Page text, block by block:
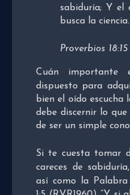
sabiduría; Y el
busca la ciencia.
Proverbios
Cuán
dispuesto para
bien el oído escucha
debe discernir lo que
de ser un simple
Si te cuesta tomar
careces de
así como la